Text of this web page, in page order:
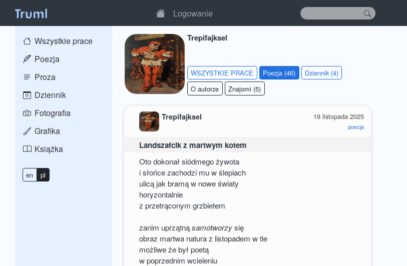
Logowanie
Wszystkie prace
Poezja
Proza
Dziennik
Fotografia
Grafika
Książka
en pl
Trepifajksel
WSZYSTKIE PRACE Poezja (46)
Dziennik (4)
O autorze
Znajomi (5)
19 listopada 2025
poezja
Trepifajksel
Landszafcik z martwym kotem
Oto dokonał siódmego żywota
i słońce zachodzi mu w ślepiach
ulicą jak bramą w nowe światy
horyzontalnie
z przetrąconym grzbietem
zanim uprzątnąsamotworzysię
obraz martwa natura z listopadem w tle
możliwe że był poetą
w poprzednim wcieleniu